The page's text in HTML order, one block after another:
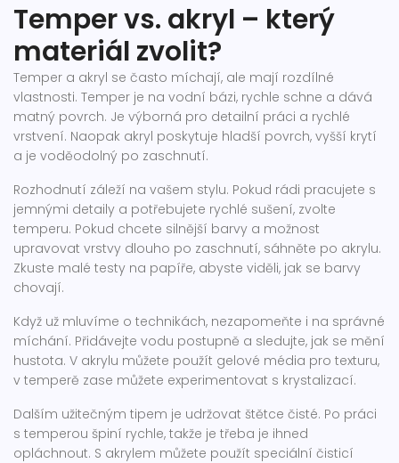
Temper vs. akryl – který
materiál zvolit?
Temper a akryl se často míchají, ale mají rozdílné
vlastnosti. Temper je na vodní bázi, rychle schne a dává
matný povrch. Je výborná pro detailní práci a rychlé
vrstvení. Naopak akryl poskytuje hladší povrch, vyšší krytí
a je voděodolný po zaschnutí.
Rozhodnutí záleží na vašem stylu. Pokud rádi pracujete s
jemnými detaily a potřebujete rychlé sušení, zvolte
temperu. Pokud chcete silnější barvy a možnost
upravovat vrstvy dlouho po zaschnutí, sáhněte po akrylu.
Zkuste malé testy na papíře, abyste viděli, jak se barvy
chovají.
Když už mluvíme o technikách, nezapomeňte i na správné
míchání. Přidávejte vodu postupně a sledujte, jak se mění
hustota. V akrylu můžete použít gelové média pro texturu,
v temperě zase můžete experimentovat s krystalizací.
Dalším užitečným tipem je udržovat štětce čisté. Po práci
s temperou špiní rychle, takže je třeba je ihned
opláchnout. S akrylem můžete použít speciální čisticí